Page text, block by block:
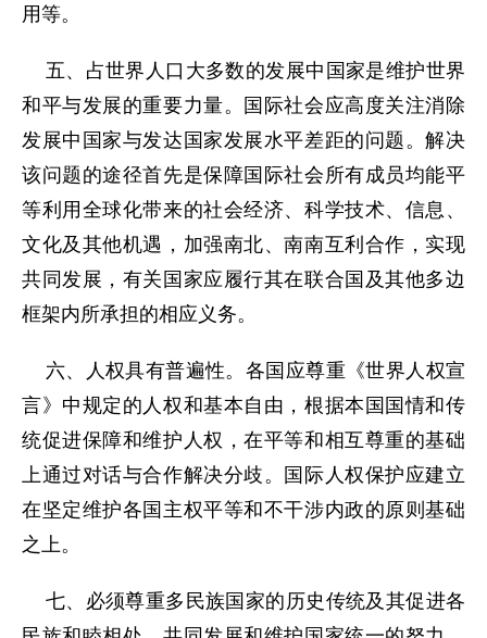
用等。
五、占世界人口大多数的发展中国家是维护世界
和平与发展的重要力量。国际社会应高度关注消除
发展中国家与发达国家发展水平差距的问题。解决
该问题的途径首先是保障国际社会所有成员均能平
等利用全球化带来的社会经济、科学技术、信息、
文化及其他机遇，加强南北、南南互利合作，实现
共同发展，有关国家应履行其在联合国及其他多边
框架内所承担的相应义务。
六、人权具有普遍性。各国应尊重《世界人权宣
言》中规定的人权和基本自由，根据本国国情和传
统促进保障和维护人权，在平等和相互尊重的基础
上通过对话与合作解决分歧。国际人权保护应建立
在坚定维护各国主权平等和不干涉内政的原则基础
之上。
七、必须尊重多民族国家的历史传统及其促进各